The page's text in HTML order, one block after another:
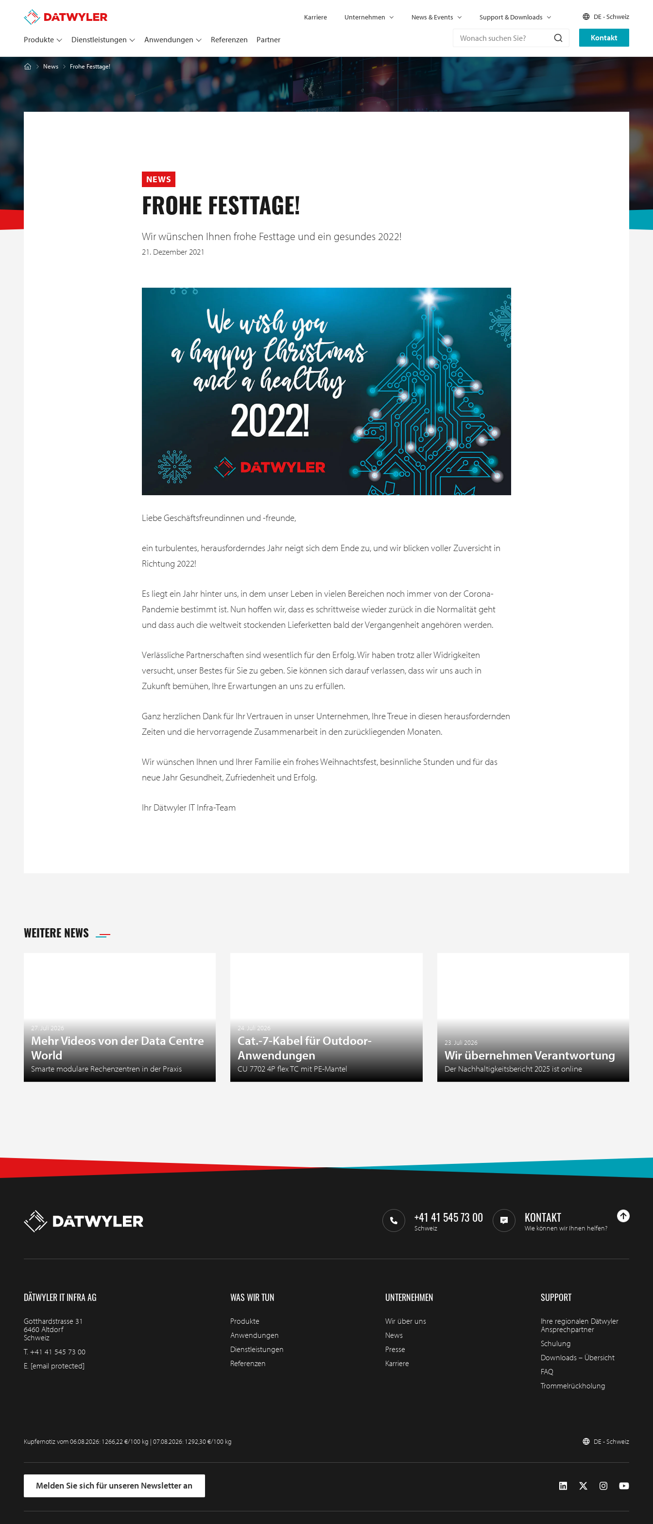
Kontakt
Produkte Dienstleistungen Anwendungen Referenzen Partner
Karriere Unternehmen News & Events Support & Downloads DE - Schweiz
News Frohe Festtage!
NEWS
FROHE FESTTAGE!
Wir wünschen Ihnen frohe Festtage und ein gesundes 2022!
21. Dezember 2021
Liebe Geschäftsfreundinnen und -freunde,
ein turbulentes, herausforderndes Jahr neigt sich dem Ende zu, und wir blicken voller Zuversicht in
Richtung 2022!
Es liegt ein Jahr hinter uns, in dem unser Leben in vielen Bereichen noch immer von der Corona-
Pandemie bestimmt ist. Nun hoffen wir, dass es schrittweise wieder zurück in die Normalität geht
und dass auch die weltweit stockenden Lieferketten bald der Vergangenheit angehören werden.
Verlässliche Partnerschaften sind wesentlich für den Erfolg. Wir haben trotz aller Widrigkeiten
versucht, unser Bestes für Sie zu geben. Sie können sich darauf verlassen, dass wir uns auch in
Zukunft bemühen, Ihre Erwartungen an uns zu erfüllen.
Ganz herzlichen Dank für Ihr Vertrauen in unser Unternehmen, Ihre Treue in diesen herausfordernden
Zeiten und die hervorragende Zusammenarbeit in den zurückliegenden Monaten.
Wir wünschen Ihnen und Ihrer Familie ein frohes Weihnachtsfest, besinnliche Stunden und für das
neue Jahr Gesundheit, Zufriedenheit und Erfolg.
Ihr Dätwyler IT Infra-Team
WEITERE NEWS
27. Juli 2026
Mehr Videos von der Data Centre
World
Smarte modulare Rechenzentren in der Praxis
24. Juli 2026
Cat.-7-Kabel für Outdoor-
Anwendungen
CU 7702 4P flex TC mit PE-Mantel
23. Juli 2026
Wir übernehmen Verantwortung
Der Nachhaltigkeitsbericht 2025 ist online
+41 41 545 73 00
Schweiz
KONTAKT
Wie können wir Ihnen helfen?
DÄTWYLER IT INFRA AG
Gotthardstrasse 31
6460 Altdorf
Schweiz
T. +41 41 545 73 00
E. [email protected]
WAS WIR TUN
Produkte
Anwendungen
Dienstleistungen
Referenzen
UNTERNEHMEN
Wir über uns
News
Presse
Karriere
SUPPORT
Ihre regionalen Dätwyler
Ansprechpartner
Schulung
Downloads – Übersicht
FAQ
Trommelrückholung
DE - Schweiz
Kupfernotiz vom06.08.2026: 1266,22 €/100 kg | 07.08.2026: 1292,30 €/100 kg
Melden Sie sich für unseren Newsletter an